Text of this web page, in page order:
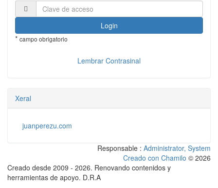
Login
* campo obrigatorio
Lembrar Contrasinal
Xeral
juanperezu.com
Responsable : Administrator, System
Creado con Chamilo © 2026
Creado desde 2009 - 2026. Renovando contenidos y
herramientas de apoyo. D.R.A